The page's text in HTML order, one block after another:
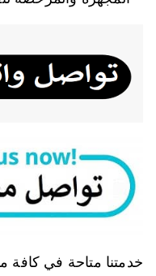
خدمتنا متاحة في كافة